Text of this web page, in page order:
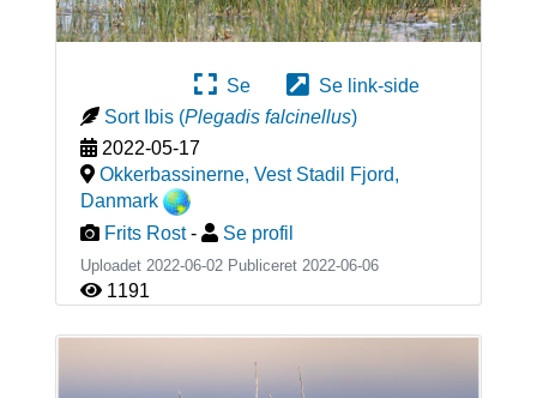
Se
Se link-side
Sort Ibis (Plegadis falcinellus)
2022-05-17
Okkerbassinerne, Vest Stadil Fjord,
Danmark
Frits Rost - Se profil
Uploadet 2022-06-02 Publiceret 2022-06-06
1191